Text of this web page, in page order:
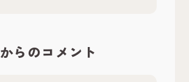
からのコメント